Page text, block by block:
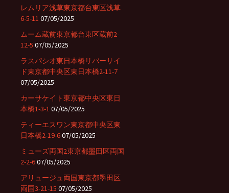
レムリア浅草東京都台東区浅草
6-5-11 07/05/2025
ムーム蔵前東京都台東区蔵前2-
12-5 07/05/2025
ラスパシオ東日本橋リバーサイ
ド東京都中央区東日本橋2-11-7
07/05/2025
カーサケイト東京都中央区東日
本橋1-3-1 07/05/2025
ティーエスワン東京都中央区東
日本橋2-19-607/05/2025
ミューズ両国2東京都墨田区両国
2-2-607/05/2025
アリュージュ両国東京都墨田区
両国3-21-15 07/05/2025